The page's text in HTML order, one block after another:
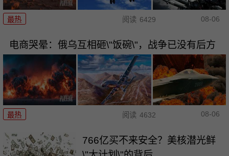
最热 阅读 6429 08-06
电商哭晕：俄乌互相砸\"饭碗\"，战争已没有后方
最热 阅读 4632 08-06
766亿买不来安全？美核潜光鲜